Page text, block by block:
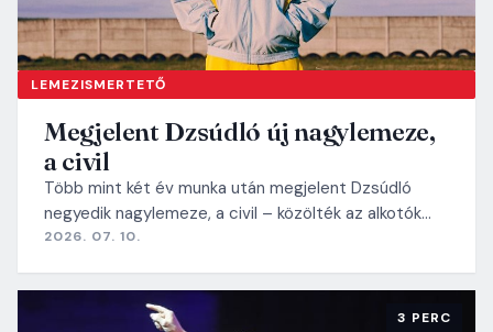
LEMEZISMERTETŐ
Megjelent Dzsúdló új nagylemeze,
a civil
Több mint két év munka után megjelent Dzsúdló
negyedik nagylemeze, a civil – közölték az alkotók…
2026. 07. 10.
3 PERC